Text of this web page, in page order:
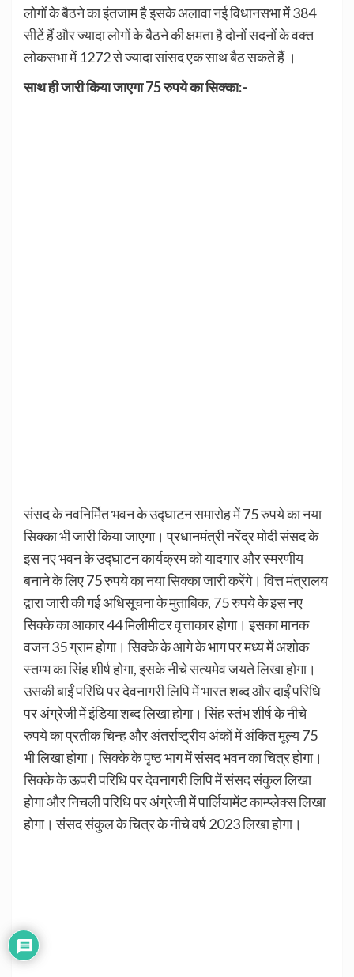
लोगों के बैठने का इंतजाम है इसके अलावा नई विधानसभा में 384
सीटें हैं और ज्यादा लोगों के बैठने की क्षमता है दोनों सदनों के वक्त
लोकसभा में 1272 से ज्यादा सांसद एक साथ बैठ सकते हैं ।
साथ ही जारी किया जाएगा 75 रुपये का सिक्का:-
संसद के नवनिर्मित भवन के उद्घाटन समारोह में 75 रुपये का नया
सिक्का भी जारी किया जाएगा। प्रधानमंत्री नरेंद्र मोदी संसद के
इस नए भवन के उद्घाटन कार्यक्रम को यादगार और स्मरणीय
बनाने के लिए 75 रुपये का नया सिक्का जारी करेंगे। वित्त मंत्रालय
द्वारा जारी की गई अधिसूचना के मुताबिक, 75 रुपये के इस नए
सिक्के का आकार 44 मिलीमीटर वृत्ताकार होगा। इसका मानक
वजन 35 ग्राम होगा। सिक्के के आगे के भाग पर मध्य में अशोक
स्तम्भ का सिंह शीर्ष होगा, इसके नीचे सत्यमेव जयते लिखा होगा।
उसकी बाईं परिधि पर देवनागरी लिपि में भारत शब्द और दाईं परिधि
पर अंग्रेजी में इंडिया शब्द लिखा होगा। सिंह स्तंभ शीर्ष के नीचे
रुपये का प्रतीक चिन्ह और अंतर्राष्ट्रीय अंकों में अंकित मूल्य 75
भी लिखा होगा। सिक्के के पृष्ठ भाग में संसद भवन का चित्र होगा।
सिक्के के ऊपरी परिधि पर देवनागरी लिपि में संसद संकुल लिखा
होगा और निचली परिधि पर अंग्रेजी में पार्लियामेंट काम्प्लेक्स लिखा
होगा। संसद संकुल के चित्र के नीचे वर्ष 2023 लिखा होगा।